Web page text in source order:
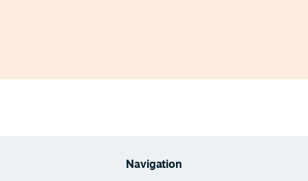
Navigation